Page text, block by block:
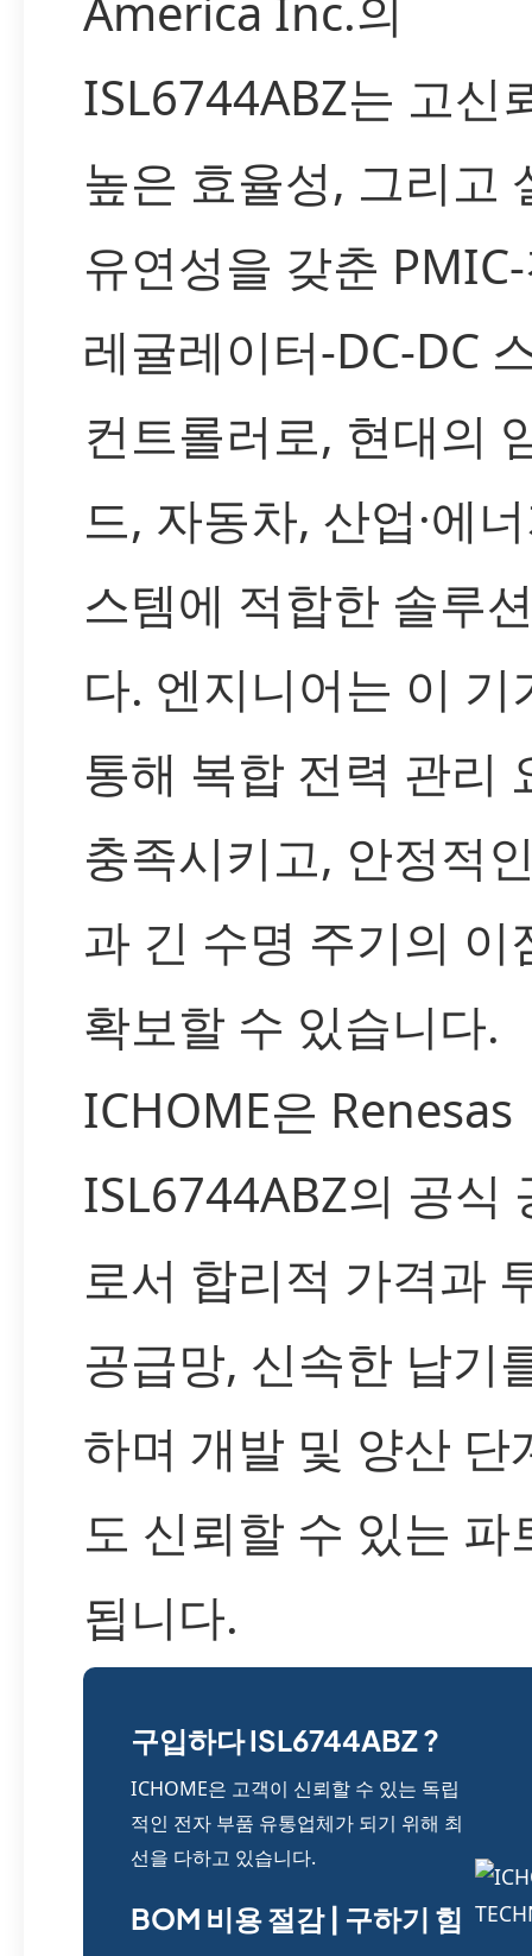
ISL6744ABZ는 고신
높은 효율성, 그리고
유연성을 갖춘
레귤레이터-DC-DC
컨트롤러로, 현대의
드, 자동차, 산업·에
스템에 적합한 솔루
다. 엔지니어는 이 기
통해 복합 전력 관리
충족시키고, 안정적
과 긴 수명 주기의 이
확보할 수 있습니다.
ICHOME은 Renesas
ISL6744ABZ의 공식
로서 합리적 가격과
공급망, 신속한 납기
하며 개발 및 양산 단
도 신뢰할 수 있는 파
됩니다.
구입하다 ISL6744ABZ ?
ICHOME은 고객이 신뢰할 수 있는 독립
적인 전자 부품 유통업체가 되기 위해 최
선을 다하고 있습니다.
BOM 비용 절감 | 구하기 힘